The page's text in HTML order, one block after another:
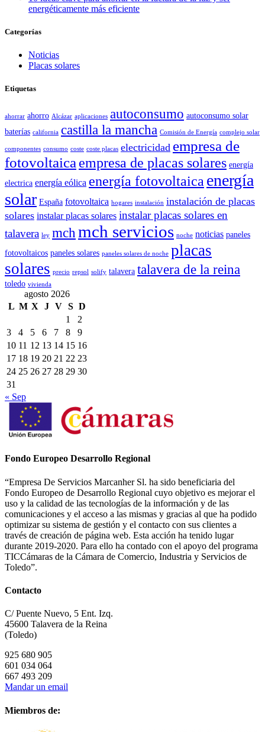
energéticamente más eficiente
Categorías
Noticias
Placas solares
Etiquetas
ahorrar ahorro Alcázar aplicaciones autoconsumo autoconsumo solar
baterías california castilla la mancha Comisión de Energía complejo solar
componentes consumo coste coste placas electricidad empresa de
fotovoltaica empresa de placas solares energía
electrica energía eólica energía fotovoltaica energía
solar España fotovoltaica hogares instalación instalación de placas
solares instalar placas solares instalar placas solares en
talavera ley mch mch servicios noche noticias paneles
fotovoltaicos paneles solares paneles solares de noche placas
solares precio repsol solify talavera talavera de la reina
toledo vivienda
agosto 2026
L M X J V S D
1
2
3
4 5 6 7 8
9
10 11 12 13 14 15 16
17 18 19 20 21 22 23
24 25 26 27 28 29 30
31
« Sep
Fondo Europeo Desarrollo Regional
“Empresa De Servicios Marcanher Sl. ha sido beneficiaria del
Fondo Europeo de Desarrollo Regional cuyo objetivo es mejorar el
uso y la calidad de las tecnologías de la información y de las
comunicaciones y el acceso a las mismas y gracias al que ha podido
optimizar su sistema de gestión y el contacto con sus clientes a
través de creación de página web. Esta acción ha tenido lugar
durante 2019-2020. Para ello ha contado con el apoyo del programa
TICCámaras de la Cámara de Comercio, Industria y Servicios de
Toledo”.
Contacto
C/ Puente Nuevo, 5 Ent. Izq.
45600 Talavera de la Reina
(Toledo)
925 680 905
601 034 064
667 493 209
Mandar un email
Miembros de: